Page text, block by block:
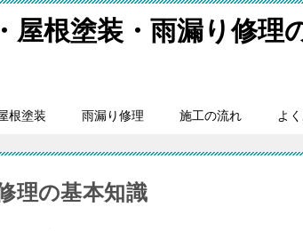
屋根塗装・雨漏り修理
根塗装 雨漏り修理 施工の流れ よ
理の基本知識